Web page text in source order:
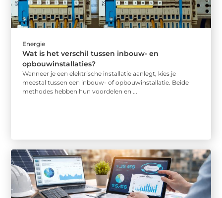
Energie
Wat is het verschil tussen inbouw- en
opbouwinstallaties?
Wanneer je een elektrische installatie aanlegt, kies je
meestal tussen een inbouw- of opbouwinstallatie. Beide
methodes hebben hun voordelen en ...